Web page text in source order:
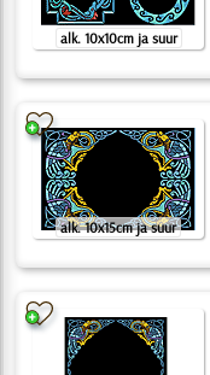
alk. 10x10cm ja suur
alk. 10x15cm ja suur